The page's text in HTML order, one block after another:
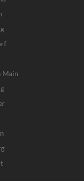
Main